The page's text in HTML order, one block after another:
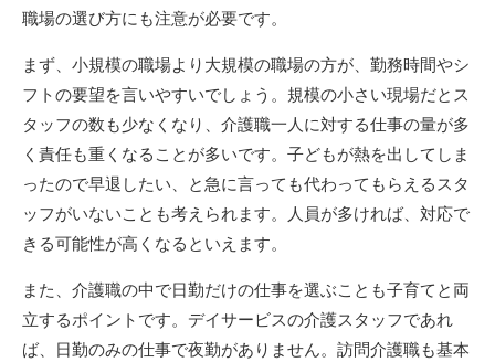
職場の選び方にも注意が必要です。
まず、小規模の職場より大規模の職場の方が、勤務時間やシ
フトの要望を言いやすいでしょう。規模の小さい現場だとス
タッフの数も少なくなり、介護職一人に対する仕事の量が多
く責任も重くなることが多いです。子どもが熱を出してしま
ったので早退したい、と急に言っても代わってもらえるスタ
ッフがいないことも考えられます。人員が多ければ、対応で
きる可能性が高くなるといえます。
また、介護職の中で日勤だけの仕事を選ぶことも子育てと両
立するポイントです。デイサービスの介護スタッフであれ
ば、日勤のみの仕事で夜勤がありません。訪問介護職も基本